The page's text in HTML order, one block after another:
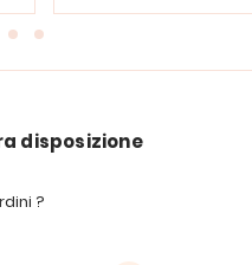
disposizione
?